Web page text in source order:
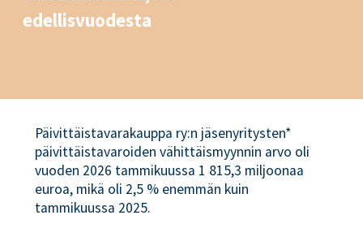
edellisvuodesta
Päivittäistavarakauppa ry:n jäsenyritysten*
päivittäistavaroiden vähittäismyynnin arvo oli
vuoden 2026 tammikuussa 1 815,3 miljoonaa
euroa, mikä oli 2,5 % enemmän kuin
tammikuussa 2025.